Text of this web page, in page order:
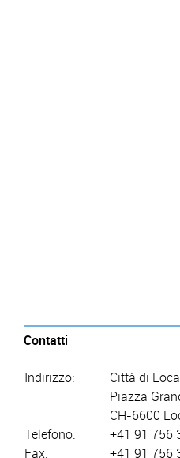
Contatti
Indirizzo:
Città di
Piazza
CH-6600
Telefono:
+41 91 756
Fax:
+41 91 756